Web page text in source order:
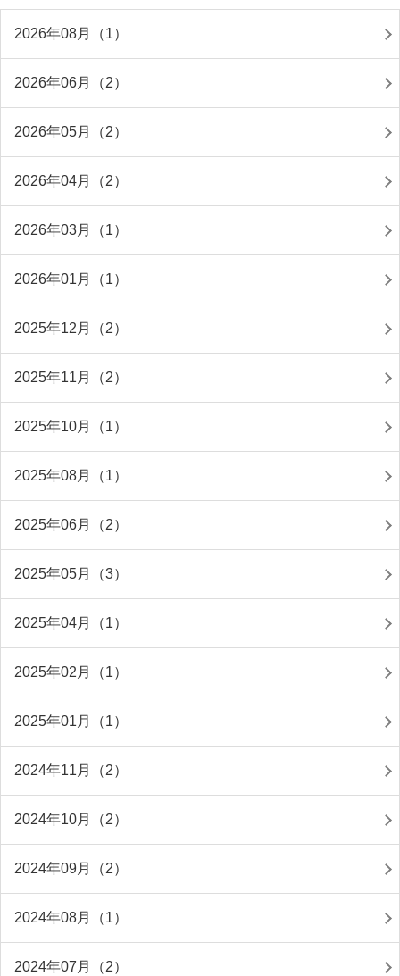
2026年08月（1）
2026年06月（2）
2026年05月（2）
2026年04月（2）
2026年03月（1）
2026年01月（1）
2025年12月（2）
2025年11月（2）
2025年10月（1）
2025年08月（1）
2025年06月（2）
2025年05月（3）
2025年04月（1）
2025年02月（1）
2025年01月（1）
2024年11月（2）
2024年10月（2）
2024年09月（2）
2024年08月（1）
2024年07月（2）